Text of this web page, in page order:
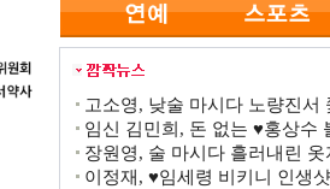
고소영, 낮술 마시다 노량진서
임신 김민희, 돈 없는 ♥홍상수
장원영, 술 마시다 흘러내린
이정재, ♥임세령 비키니 인생